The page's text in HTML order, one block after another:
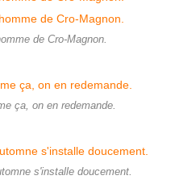
de Cro-Magnon.
ça, on en redemande.
s'installe doucement.